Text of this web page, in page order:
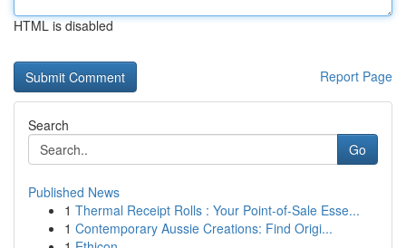
HTML is disabled
Report Page
Search
Go
Published News
1 Thermal Receipt Rolls : Your Point-of-Sale Esse...
1 Contemporary Aussie Creations: Find Origi...